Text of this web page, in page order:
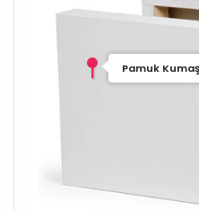
Pamuk Kumaş